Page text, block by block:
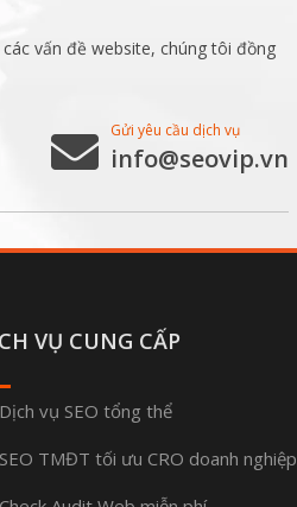
vấn đề website, chúng tôi đồng
Gửi yêu cầu dịch vụ
info@seovip.vn
VỤ CUNG CẤP
Dịch vụ SEO tổng thể
SEO TMĐT tối ưu CRO doanh nghiệp